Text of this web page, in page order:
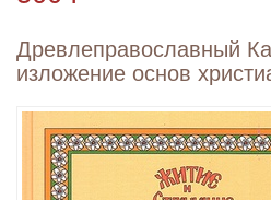
Древлеправославный
изложение основ